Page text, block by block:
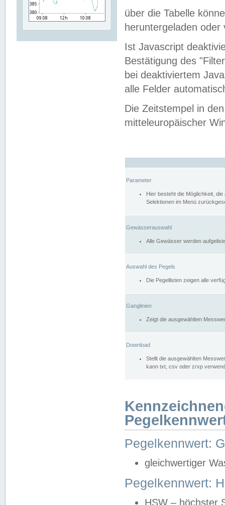
über die Tabelle
heruntergeladen oder
Ist Javascript
Bestätigung des
bei deaktiviertem
alle Felder
Die Zeitstempel in
mitteleuropäischer
Parameter
Hier besteht die Möglichkeit,
Selektionen im Menü
Gewässerauswahl
Alle Gewässer werden
Auswahl des Pegels
Die Pegellisten zeigen alle
Ganglinien
Zeigt die ausgewählten
Download
Stellt die ausgewählten
kann txt, csv oder zrxp
Pegelkennwert:
gleichwertiger
Pegelkennwert:
HSW – höchster